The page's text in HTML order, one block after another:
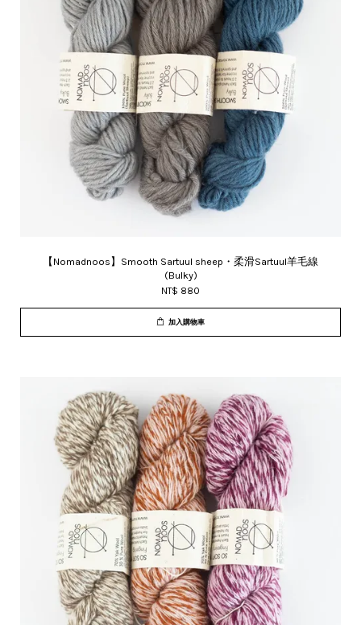
【Nomadnoos】Smooth Sartuul sheep・柔滑Sartuul羊毛線
(Bulky)
NT$ 880
加入購物車